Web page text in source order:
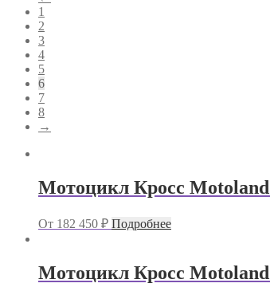
1
2
3
4
5
6
7
8
→
Мотоцикл Кросс
От 182 450 ₽ Подробнее
Мотоцикл Кросс